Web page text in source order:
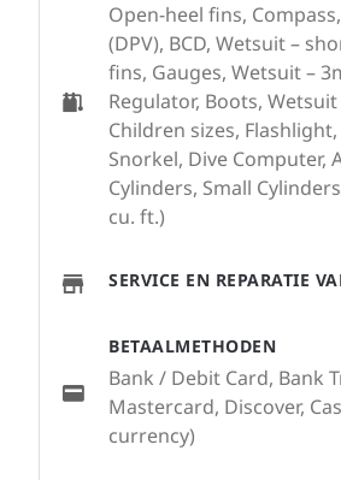
Open-heel fins,
(DPV), BCD, Wetsuit –
fins, Gauges, Wetsuit –
Regulator, Boots,
Children sizes,
Snorkel, Dive Computer,
Cylinders, Small
cu. ft.)
SERVICE EN REPARATIE
BETAALMETHODEN
Bank / Debit Card, Bank
Mastercard, Discover,
currency)